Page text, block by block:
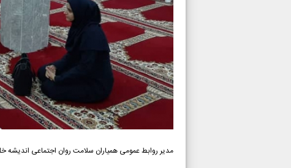
مدیر روابط عمومی همیاران سلامت روان اجتماعی اندیشه